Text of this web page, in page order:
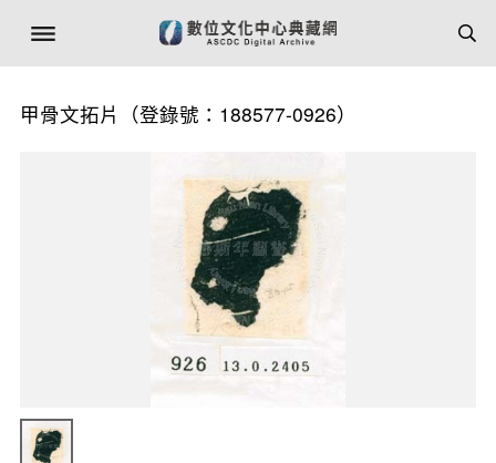
甲骨文拓片（登錄號：188577-0926）